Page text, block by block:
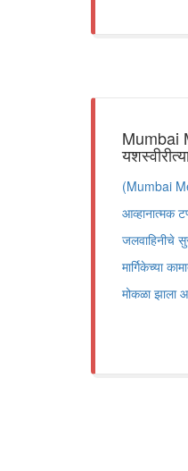
Mumbai
(Mumbai
आव्हानात्मक
जलवाहिनीचे
मार्गिकेच्या
मोकळा